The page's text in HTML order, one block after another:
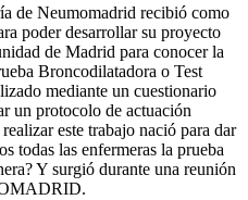
de Neumomadrid recibió como
poder desarrollar su proyecto
de Madrid para conocer la
Broncodilatadora o Test
mediante un cuestionario
un protocolo de actuación
este trabajo nació para dar
todas las enfermeras la prueba
Y surgió durante una reunión